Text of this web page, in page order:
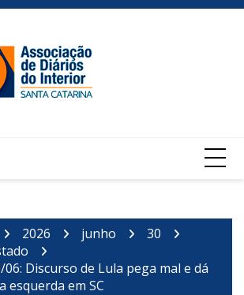
2026 junho
30
06: Discurso de Lula pega mal e dá
esquerda em SC